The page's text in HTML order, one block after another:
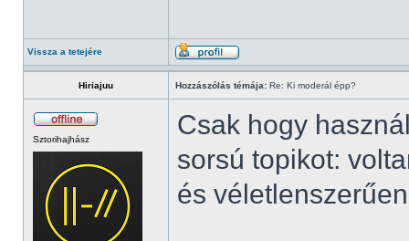
Vissza a tetejére
Hiriajuu Hozzászólás témája: Re: Ki moderál épp?
Sztorihajhász
Csak hogy
sorsú topikot:
és